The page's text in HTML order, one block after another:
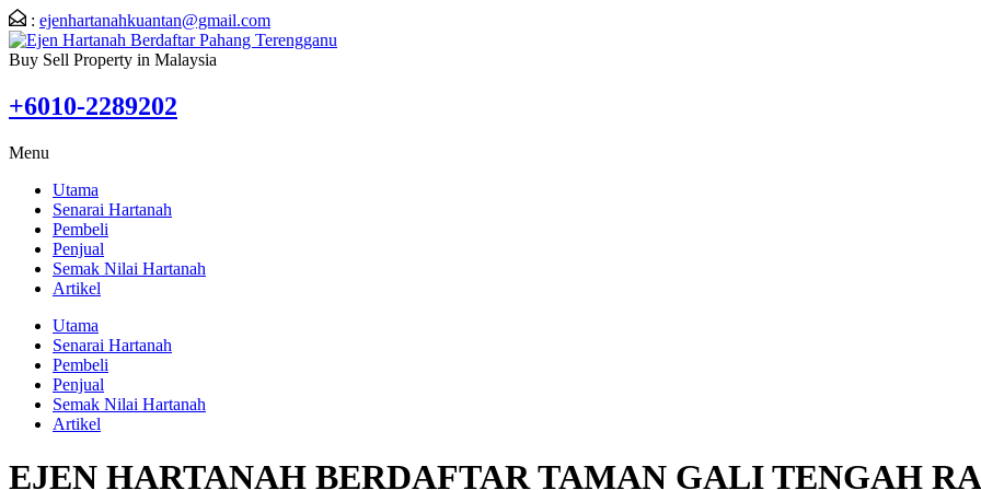
: ejenhartanahkuantan@gmail.com
Buy Sell Property in Malaysia
+6010-2289202
Menu
Utama
Senarai Hartanah
Pembeli
Penjual
Semak Nilai Hartanah
Artikel
Utama
Senarai Hartanah
Pembeli
Penjual
Semak Nilai Hartanah
Artikel
EJEN HARTANAH BERDAFTAR TAMAN GALI TENGAH